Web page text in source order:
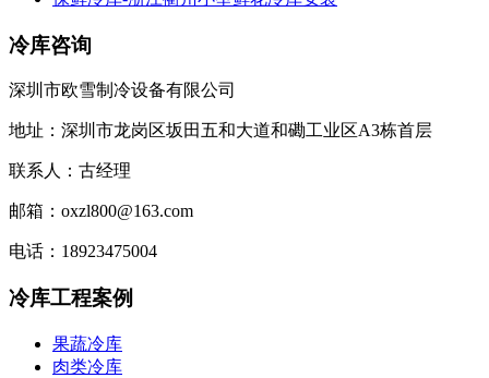
冷库咨询
深圳市欧雪制冷设备有限公司
地址：深圳市龙岗区坂田五和大道和磡工业区A3栋首层
联系人：古经理
邮箱：oxzl800@163.com
电话：18923475004
冷库工程案例
果蔬冷库
肉类冷库